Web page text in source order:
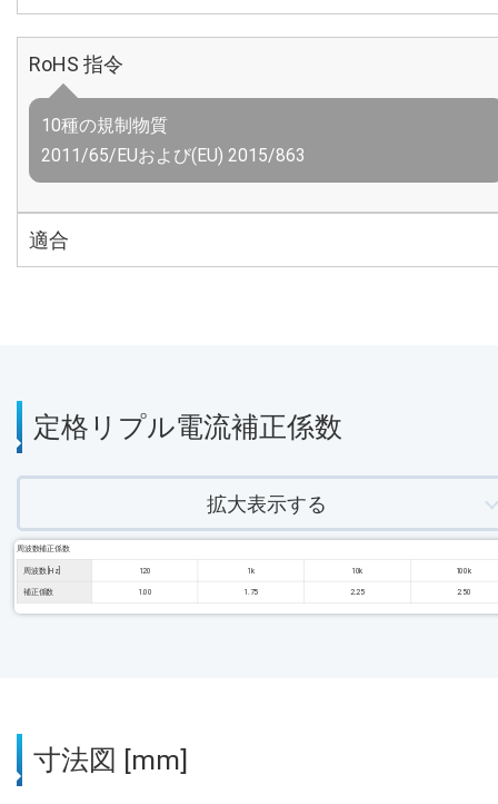
RoHS 指令
10種の規制物質
2011/65/EUおよび(EU) 2015/863
適合
定格リプル電流補正係数
拡大表示する
周波数補正係数
周波数 [Hz] 120 1k 10k 100k
補正係数 1.00 1.75 2.25 2.50
寸法図 [mm]